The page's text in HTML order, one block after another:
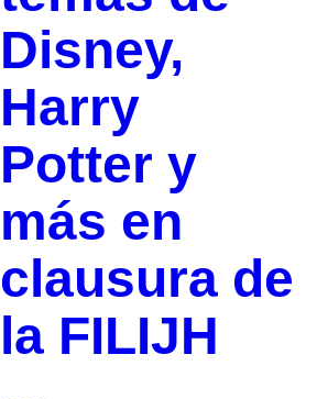
Disney,
Harry
Potter y
más en
clausura de
la FILIJH